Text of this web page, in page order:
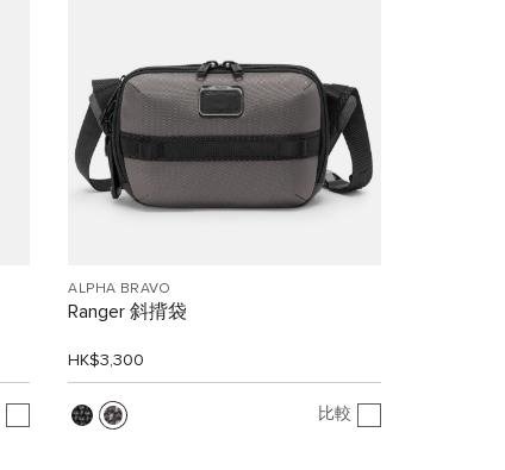
ALPHA BRAVO
Ranger 斜揹袋
HK$3,300
比較